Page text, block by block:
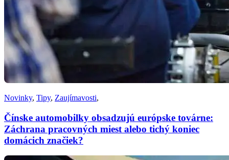
Novinky, Tipy, Zaujímavosti,
Čínske automobilky obsadzujú európske továrne:
Záchrana pracovných miest alebo tichý koniec
domácich značiek?